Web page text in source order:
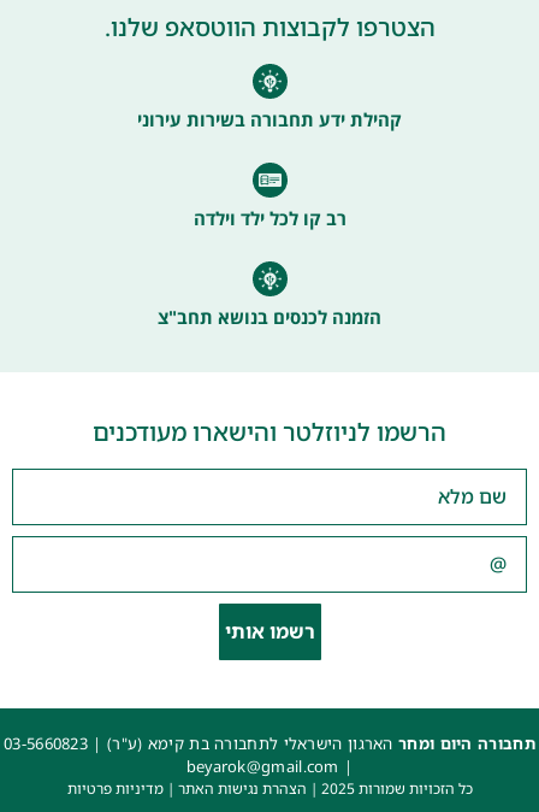
הצטרפו לקבוצות הווטסאפ שלנו.
קהילת ידע תחבורה בשירות עירוני
רב קו לכל ילד וילדה
הזמנה לכנסים בנושא תחב"צ
הרשמו לניוזלטר והישארו מעודכנים
רשמו אותי
תחבורה היום ומחרהארגון הישראלי לתחבורה בת קימא (ע"ר) | 03-5660823
|
beyarok@gmail.com
כל הזכויות שמורות 2025 | הצהרת נגישות האתר |מדיניות פרטיות